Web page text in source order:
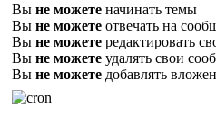
Вы не можете начинать темы
Вы не можете отвечать на
Вы не можете редактировать
Вы не можете удалять свои
Вы не можете добавлять